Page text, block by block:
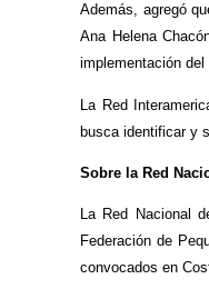
Además, agregó
Ana Helena
implementación del
La Red
busca identificar y
Sobre la Red
La Red Nacional
Federación de
convocados en